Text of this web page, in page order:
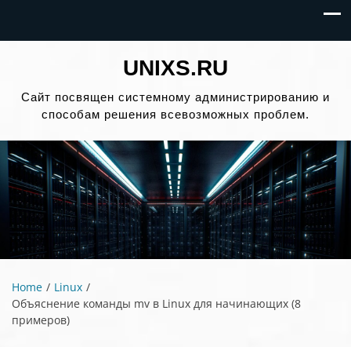
UNIXS.RU
Сайт посвящен системному администрированию и
способам решения всевозможных проблем.
Home
Linux
Объяснение команды mv в Linux для начинающих (8
примеров)